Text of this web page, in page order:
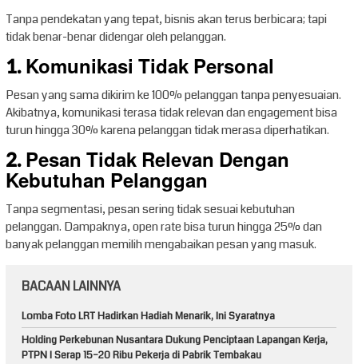
Tanpa pendekatan yang tepat, bisnis akan terus berbicara; tapi
tidak benar-benar didengar oleh pelanggan.
1. Komunikasi Tidak Personal
Pesan yang sama dikirim ke 100% pelanggan tanpa penyesuaian.
Akibatnya, komunikasi terasa tidak relevan dan engagement bisa
turun hingga 30% karena pelanggan tidak merasa diperhatikan.
2. Pesan Tidak Relevan Dengan
Kebutuhan Pelanggan
Tanpa segmentasi, pesan sering tidak sesuai kebutuhan
pelanggan. Dampaknya, open rate bisa turun hingga 25% dan
banyak pelanggan memilih mengabaikan pesan yang masuk.
BACAAN LAINNYA
Lomba Foto LRT Hadirkan Hadiah Menarik, Ini Syaratnya
Holding Perkebunan Nusantara Dukung Penciptaan Lapangan Kerja,
PTPN I Serap 15–20 Ribu Pekerja di Pabrik Tembakau